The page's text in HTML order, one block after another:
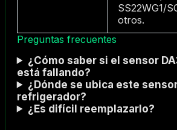
SS22WG1/
otros.
Preguntas frecuentes
¿Cómo saber si el sensor
está fallando?
¿Dónde se ubica este
refrigerador?
¿Es difícil reemplazarlo?